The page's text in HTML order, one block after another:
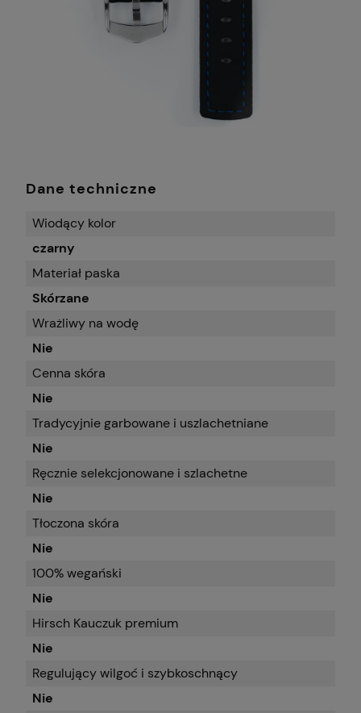
Dane techniczne
Wiodący kolor
czarny
Materiał paska
Skórzane
Wrażliwy na wodę
Nie
Cenna skóra
Nie
Tradycyjnie garbowane i uszlachetniane
Nie
Ręcznie selekcjonowane i szlachetne
Nie
Tłoczona skóra
Nie
100% wegański
Nie
Hirsch Kauczuk premium
Nie
Regulujący wilgoć i szybkoschnący
Nie